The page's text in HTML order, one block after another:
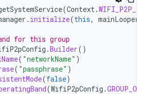
(Context.
. initialize(this, mainLooper
for this group
.Builder()
( "networkName" )
( "passphrase" )
(false)
(WifiP2pConfig .